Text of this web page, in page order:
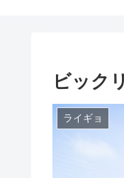
ビック
ライギョ